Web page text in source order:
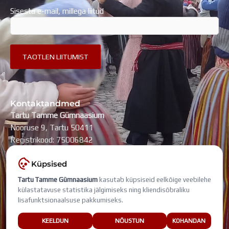
Sisesta e-mail, millega liitud
Kontaktandmed
Tartu Tamme Gümnaasium
Nooruse 9, Tartu 50411
Registrikood: 75006842
KONTAKTID
SearchSearch
Küpsised
Tartu Tamme Gümnaasium kasutab küpsiseid eelkõige veebilehe
külastatavuse statistika jälgimiseks ning kliendisõbraliku
lisafunktsionaalsuse pakkumiseks.
KEELDUN NÕUSTUN KOHANDAN